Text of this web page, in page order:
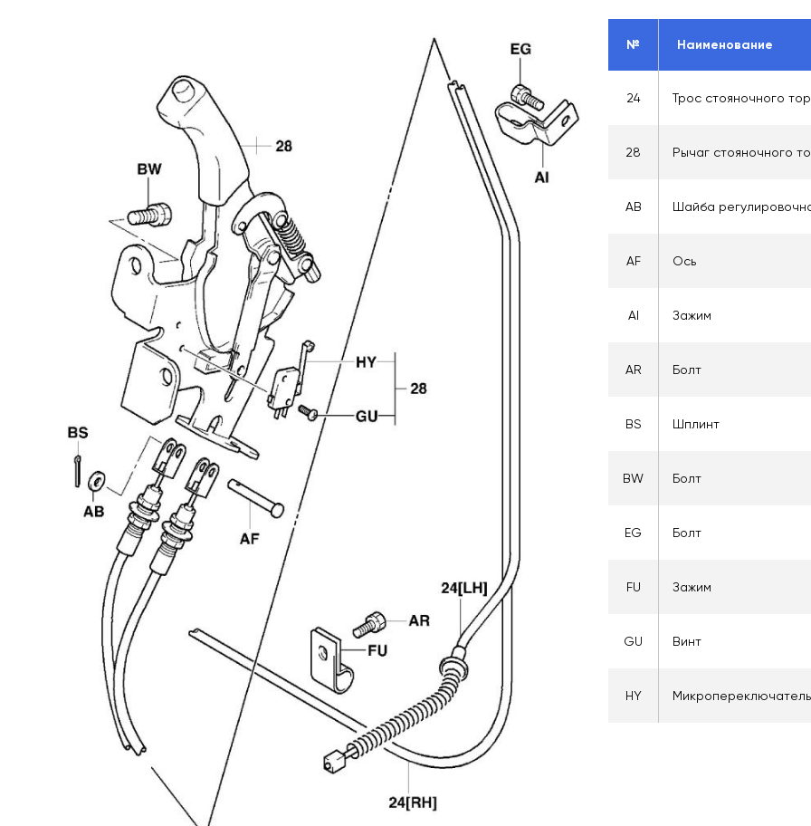
№ Наименование
24 Трос стояночного
28 Рычаг стояночного
AB Шайба
AF Ось
AI Зажим
AR Болт
BS Шплинт
BW Болт
EG Болт
FU Зажим
GU Винт
HY Микропереключатель